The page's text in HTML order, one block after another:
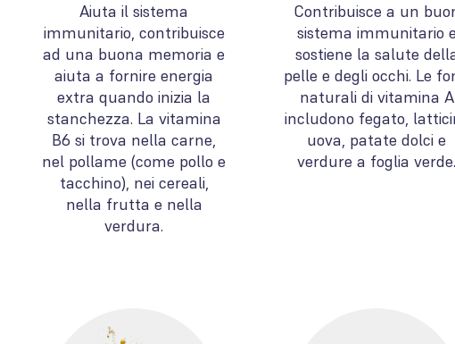
Aiuta il sistema
immunitario, contribuisce
ad una buona memoria e
aiuta a fornire energia
extra quando inizia la
stanchezza. La vitamina
B6 si trova nella carne,
nel pollame (come pollo e
tacchino), nei cereali,
nella frutta e nella
verdura.
Contribuisce a un
sistema immunitario
sostiene la salute
pelle e degli occhi. Le
naturali di vitamina A
includono fegato,
uova, patate dolci e
verdure a foglia verde.